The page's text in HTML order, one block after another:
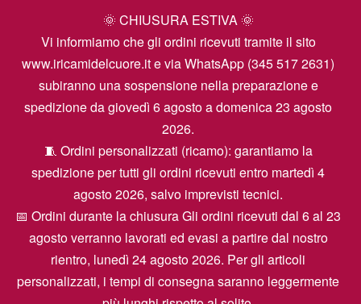
🌞 CHIUSURA ESTIVA 🌞
Vi informiamo che gli ordini ricevuti tramite il sito
www.iricamidelcuore.it e via WhatsApp (345 517 2631)
subiranno una sospensione nella preparazione e
spedizione da giovedì 6 agosto a domenica 23 agosto
2026.
🧵 Ordini personalizzati (ricamo): garantiamo la
spedizione per tutti gli ordini ricevuti entro martedì 4
agosto 2026, salvo imprevisti tecnici.
📅 Ordini durante la chiusura Gli ordini ricevuti dal 6 al 23
agosto verranno lavorati ed evasi a partire dal nostro
rientro, lunedì 24 agosto 2026. Per gli articoli
personalizzati, i tempi di consegna saranno leggermente